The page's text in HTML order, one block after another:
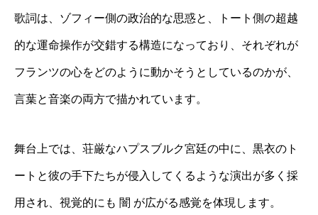
歌詞は、ゾフィー側の政治的な思惑と、トート側の超越
的な運命操作が交錯する構造になっており、それぞれが
フランツの心をどのように動かそうとしているのかが、
言葉と音楽の両方で描かれています。
舞台上では、荘厳なハプスブルク宮廷の中に、黒衣のト
ートと彼の手下たちが侵入してくるような演出が多く採
用され、視覚的にも 闇 が広がる感覚を体現します。